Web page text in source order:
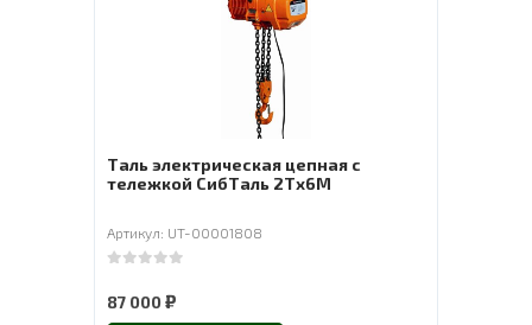
Таль электрическая цепная с
тележкой СибТаль 2Tх6M
Артикул: UT-00001808
87 000₽